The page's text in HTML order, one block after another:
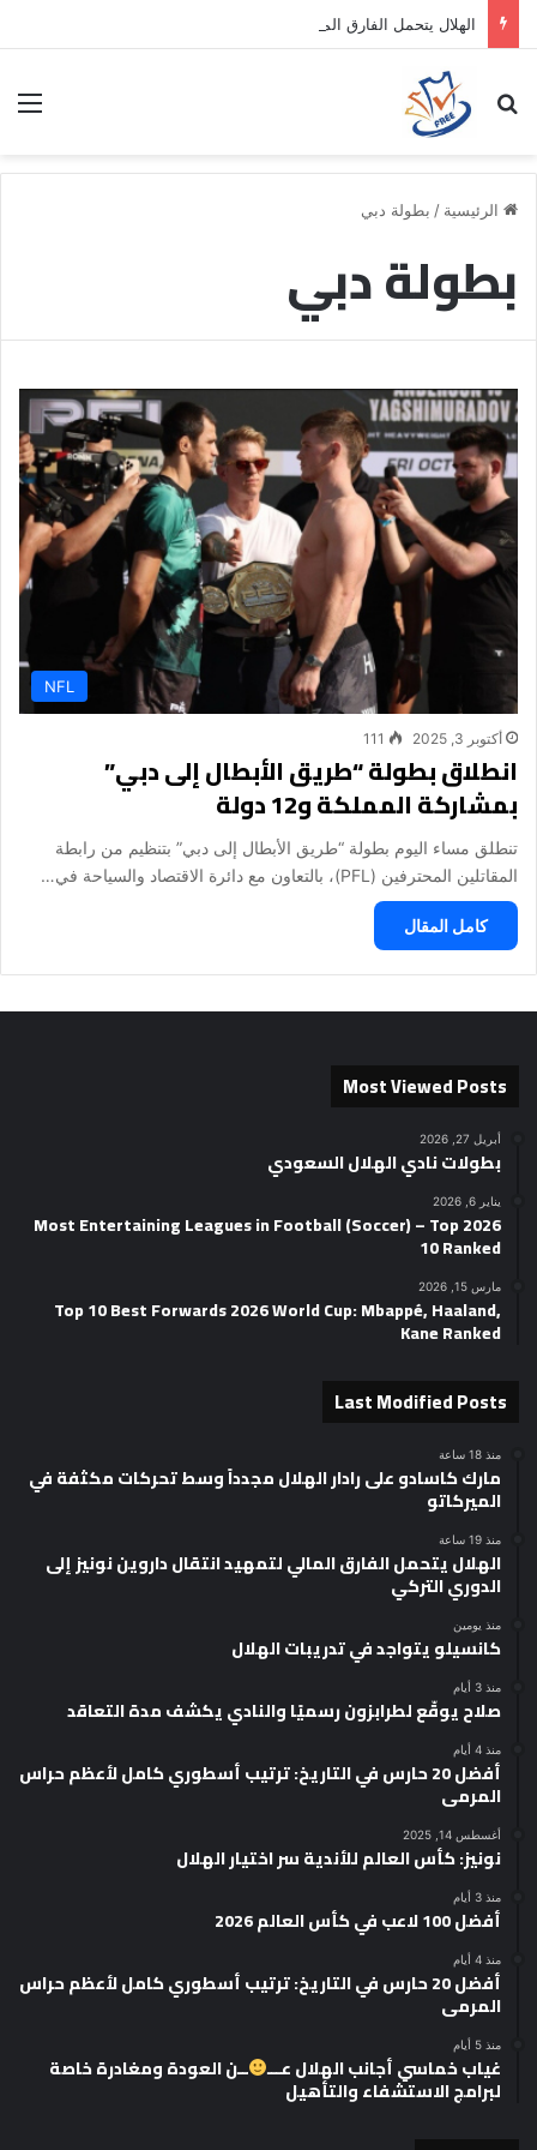
بحث عن
الرئيسية / بطولة دبي
بطولة دبي
NFL
أكتوبر 3, 2025 111
انطلاق بطولة “طريق الأبطال إلى دبي”
بمشاركة المملكة و12 دولة
تنطلق مساء اليوم بطولة “طريق الأبطال إلى دبي” بتنظيم من رابطة
المقاتلين المحترفين (PFL)، بالتعاون مع دائرة الاقتصاد والسياحة في…
كامل المقال
Most Viewed Posts
أبريل 27, 2026
بطولات نادي الهلال السعودي
يناير 6, 2026
2026 Most Entertaining Leagues in Football (Soccer) – Top
10 Ranked
مارس 15, 2026
Top 10 Best Forwards 2026 World Cup: Mbappé, Haaland,
Kane Ranked
Last Modified Posts
منذ 18 ساعة
مارك كاسادو على رادار الهلال مجدداً وسط تحركات مكثفة في
الميركاتو
منذ 19 ساعة
الهلال يتحمل الفارق المالي لتمهيد انتقال داروين نونيز إلى
الدوري التركي
منذ يومين
كانسيلو يتواجد في تدريبات الهلال
منذ 3 أيام
صلاح يوقّع لطرابزون رسميًا والنادي يكشف مدة التعاقد
منذ 4 أيام
أفضل 20 حارس في التاريخ: ترتيب أسطوري كامل لأعظم حراس
المرمى
أغسطس 14, 2025
نونيز: كأس العالم للأندية سر اختيار الهلال
منذ 3 أيام
أفضل 100 لاعب في كأس العالم 2026
منذ 4 أيام
أفضل 20 حارس في التاريخ: ترتيب أسطوري كامل لأعظم حراس
المرمى
منذ 5 أيام
غياب خماسي أجانب الهلال عـــ ــن العودة ومغادرة خاصة
لبرامج الاستشفاء والتأهيل